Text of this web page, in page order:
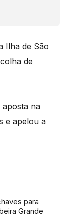
Ilha de São
de
aposta na
e apelou a
para
Grande